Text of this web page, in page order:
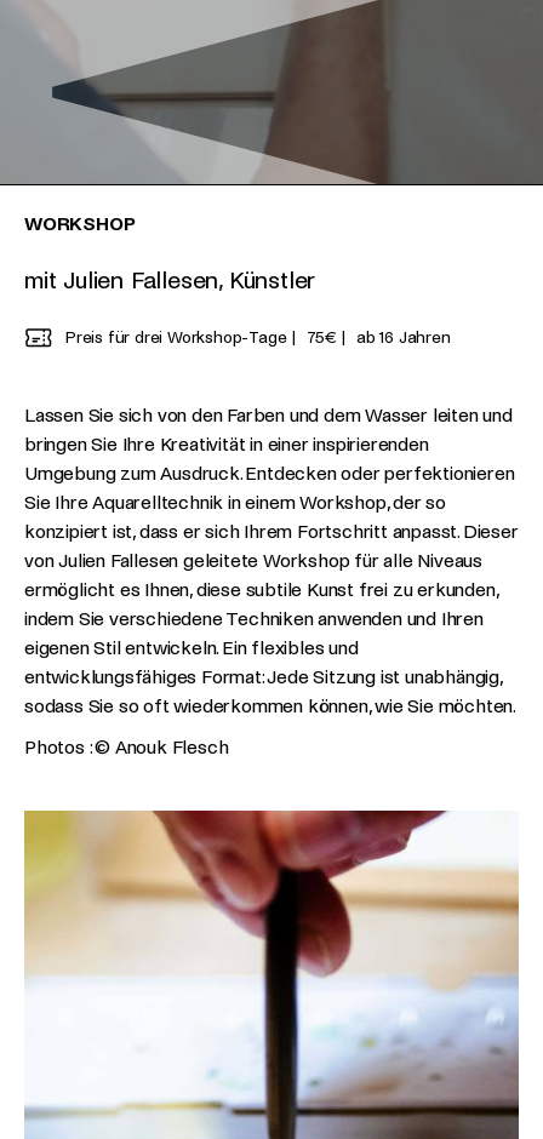
WORKSHOP
mit Julien Fallesen, Künstler
Preis für drei Workshop-Tage 75€ ab 16 Jahren
Lassen Sie sich von den Farben und dem Wasser leiten und
bringen Sie Ihre Kreativität in einer inspirierenden
Umgebung zum Ausdruck. Entdecken oder perfektionieren
Sie Ihre Aquarelltechnik in einem Workshop, der so
konzipiert ist, dass er sich Ihrem Fortschritt anpasst. Dieser
von Julien Fallesen geleitete Workshop für alle Niveaus
ermöglicht es Ihnen, diese subtile Kunst frei zu erkunden,
indem Sie verschiedene Techniken anwenden und Ihren
eigenen Stil entwickeln. Ein flexibles und
entwicklungsfähiges Format: Jede Sitzung ist unabhängig,
sodass Sie so oft wiederkommen können, wie Sie möchten.
Photos : © Anouk Flesch